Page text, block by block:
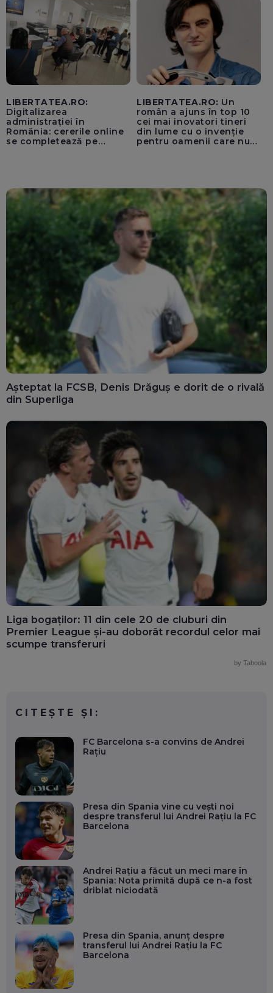
„cenzurii” pe platforma X
LIBERTATEA.RO:
Digitalizarea
administrației în
România: cererile online
se completează pe
LIBERTATEA.RO: Un
român a ajuns în top 10
cei mai inovatori tineri
din lume cu o invenție
pentru oamenii care nu
Așteptat la FCSB, Denis Drăguș e dorit de o rivală
din Superliga
Liga bogaților: 11 din cele 20 de cluburi din
Premier League și-au doborât recordul celor mai
scumpe transferuri
by Taboola
CITEȘTE ȘI:
FC Barcelona s-a convins de Andrei
Rațiu
Presa din Spania vine cu vești noi
despre transferul lui Andrei Rațiu la FC
Barcelona
Andrei Rațiu a făcut un meci mare în
Spania: Nota primită după ce n-a fost
driblat niciodată
Presa din Spania, anunț despre
transferul lui Andrei Rațiu la FC
Barcelona